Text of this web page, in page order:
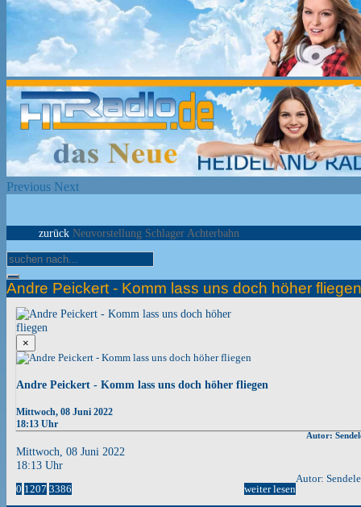
Previous Next
zurück Neuvorstellung Schlager Achterbahn
Andre Peickert - Komm lass uns doch höher fliegen
×
Andre Peickert - Komm lass uns doch höher fliegen
Mittwoch, 08 Juni 2022
18:13 Uhr
Autor:
Mittwoch, 08 Juni 2022
18:13 Uhr
Autor:
0 1207 3386 weiter lesen